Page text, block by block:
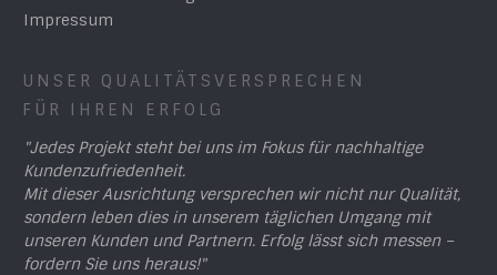
Impressum
UNSER QUALITÄTSVERSPRECHEN
FÜR IHREN ERFOLG
"Jedes Projekt steht bei uns im Fokus für nachhaltige
Kundenzufriedenheit.
Mit dieser Ausrichtung versprechen wir nicht nur Qualität,
sondern leben dies in unserem täglichen Umgang mit
unseren Kunden und Partnern. Erfolg lässt sich messen –
fordern Sie uns heraus!"